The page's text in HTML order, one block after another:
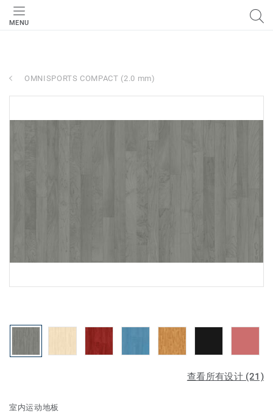
MENU
OMNISPORTS COMPACT (2.0 mm)
查看所有设计 (21)
室内运动地板